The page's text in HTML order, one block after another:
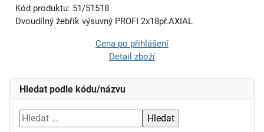
Hledat podle kódu/názvu
Kód produktu: 51/51518
Dvoudílný žebřík výsuvný PROFI 2x18př.AXIAL
Cena po přihlášení
Detail zboží